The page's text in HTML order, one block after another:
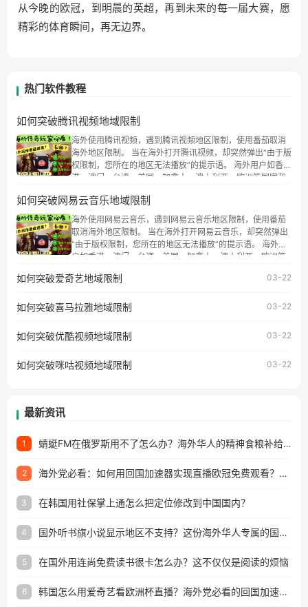
从今晚的欧冠，到明晨的英超，再到未来的每一届大赛，愿
精彩的体育瞬间，再无边界。
热门软件教程
如何突破腾讯视频地域限制
海外使用腾讯视频，遇到腾讯视频地区限制，使用番茄取消
海外地区限制。 当在海外打开腾讯视频，却突然弹出“由于版
权限制，您所在的地区无法播放”的提示语。 海外用户如香
港、澳门、台湾、美国、加拿大、澳大利亚、欧洲等国家和
权限制问题，且仅能在中国大陆地区播放。 遇到这个问题的
朋友们，使用番茄回国加速器，即可解决「海外用户收听腾
讯视频地区版权限制」的问题，无论人在香港、澳门、台
湾、美国、加拿大、澳大利亚、欧洲等国家和地区工作、留
学、定居等，都可以使用，不再因地区和版权限制所困扰。
如何突破网易云音乐地域限制
海外使用网易云音乐，遇到网易云音乐地区限制，使用番茄
取消海外地区限制。 当在海外打开网易云音乐，却突然弹出
“由于版权限制，您所在的地区无法播放”的提示语。 海外用
户如香港、澳门、台湾、美国、加拿大、澳大利亚、欧洲等
地区及版权限制问题，且仅能在中国大陆地区播放。 遇到这
户收听网易云音乐地区版权限制」的问题，无论人在香港、
工作、留学、定居等，都可以使用，不再因地区和版权限制
所困扰。
如何突破爱奇艺地域限制 03-22
如何突破喜马拉雅地域限制 03-22
如何突破优酷视频地域限制 03-22
如何突破咪咕视频地域限制 03-22
最新资讯
1 蜻蜓FM在俄罗斯用不了怎么办？海外华人的精神食粮补给方案
2 海外党必看：如何用回国加速器实现直播欧冠免费观看？附影视音乐全攻略
3 在韩国用社保掌上通怎么把定位修改到中国国内？
4 国外听书旗小说显示地区不支持？这份海外华人专属的国内内容解锁指南请收好
5 在国外用连尚免费读书很卡怎么办？这不仅仅是阅读的烦恼
6 韩国怎么用爱奇艺看欧洲杯直播？海外党必看的回国加速全攻略